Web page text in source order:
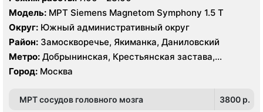
Модель:
МРТ Siemens Magnetom Symphony 1.5 Т
Округ: Южный административный округ
Район: Замоскворечье, Якиманка, Даниловский
Метро: Добрынинская, Крестьянская застава,
Новокузнецкая, Октябрьская, Павелецкая, Полянка,
Пролетарская, Серпуховская, Третьяковская,
Город: Москва
МРТ сосудов головного мозга 3800 p.